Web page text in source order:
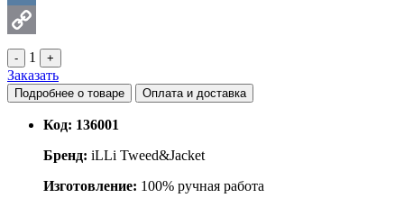
VK
Copy
Link
- 1 +
Заказать
Подробнее о товаре Оплата и доставка
Код: 136001
Бренд: iLLi Tweed&Jacket
Изготовление: 100% ручная работа